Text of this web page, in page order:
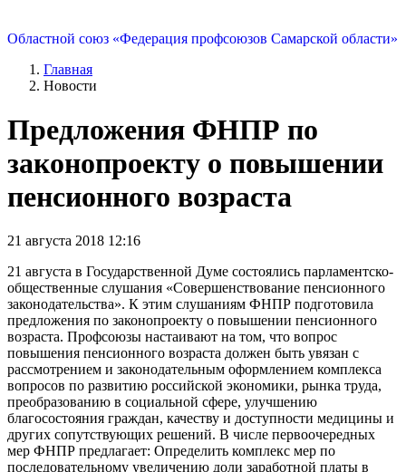
Областной союз «Федерация профсоюзов Самарской области»
Главная
Новости
Предложения ФНПР по
законопроекту о повышении
пенсионного возраста
21 августа 2018 12:16
21 августа в Государственной Думе состоялись парламентско-
общественные слушания «Совершенствование пенсионного
законодательства». К этим слушаниям ФНПР подготовила
предложения по законопроекту о повышении пенсионного
возраста. Профсоюзы настаивают на том, что вопрос
повышения пенсионного возраста должен быть увязан с
рассмотрением и законодательным оформлением комплекса
вопросов по развитию российской экономики, рынка труда,
преобразованию в социальной сфере, улучшению
благосостояния граждан, качеству и доступности медицины и
других сопутствующих решений. В числе первоочередных
мер ФНПР предлагает: Определить комплекс мер по
последовательному увеличению доли заработной платы в